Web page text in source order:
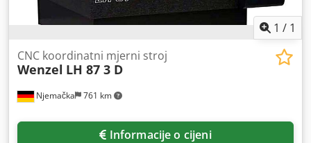
1 / 1
Njemačka 761 km
CNC koordinatni mjerni stroj
Wenzel LH 87 3 D
Informacije o cijeni